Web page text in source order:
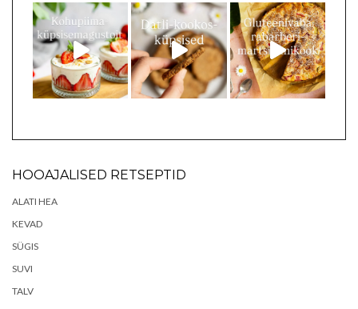
HOOAJALISED RETSEPTID
ALATI HEA
KEVAD
SÜGIS
SUVI
TALV